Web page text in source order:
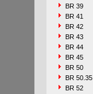
BR 39
BR 41
BR 42
BR 43
BR 44
BR 45
BR 50
BR 50.35
BR 52